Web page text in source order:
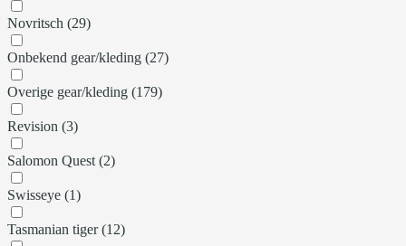
Novritsch (29)
Onbekend gear/kleding (27)
Overige gear/kleding (179)
Revision (3)
Salomon Quest (2)
Swisseye (1)
Tasmanian tiger (12)